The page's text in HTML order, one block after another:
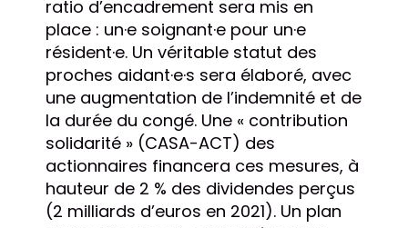
ratio d’encadrement sera mis en
place : un·e soignant·e pour un·e
résident·e. Un véritable statut des
proches aidant·e·s sera élaboré, avec
une augmentation de l’indemnité et de
la durée du congé. Une « contribution
solidarité » (CASA-ACT) des
actionnaires financera ces mesures, à
hauteur de 2 % des dividendes perçus
(2 milliards d’euros en 2021). Un plan